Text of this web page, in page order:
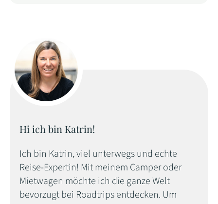
Hi ich bin Katrin!
Ich bin Katrin, viel unterwegs und echte
Reise-Expertin! Mit meinem Camper oder
Mietwagen möchte ich die ganze Welt
bevorzugt bei Roadtrips entdecken. Um